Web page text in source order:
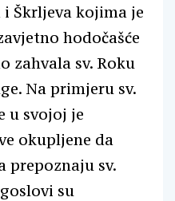
Škrljeva kojima je
hodočašće
zahvala sv. Roku
Na primjeru sv.
u svojoj je
okupljene da
sv.
su